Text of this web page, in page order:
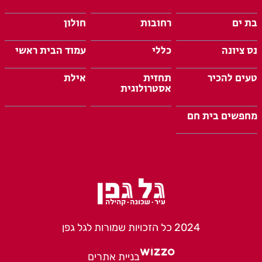
בת ים
רחובות
חולון
נס ציונה
כללי
עמוד הבית ראשי
טעים להכיר
תחזית
אסטרולוגית
אילת
מחפשים בית חם
2024 כל הזכויות שמורות לגל גפן
בניית אתרים